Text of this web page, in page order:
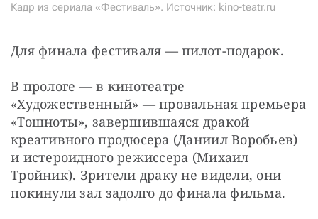
Кадр из сериала «Фестиваль». Источник: kino-teatr.ru
Для финала фестиваля — пилот-подарок.
В прологе — в кинотеатре
«Художественный» — провальная премьера
«Тошноты», завершившаяся дракой
креативного продюсера (Даниил Воробьев)
и истероидного режиссера (Михаил
Тройник). Зрители драку не видели, они
покинули зал задолго до финала фильма.